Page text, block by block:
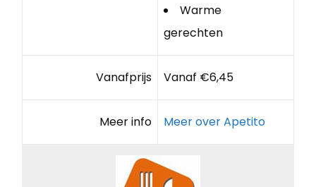
Warme
gerechten
Vanafprijs Vanaf €6,45
Meer info Meer over Apetito